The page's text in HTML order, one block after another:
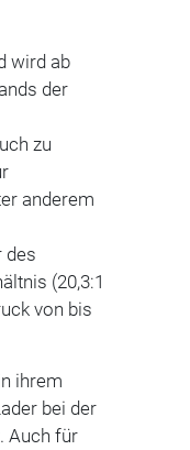
wird ab
der
zu
anderem
des
(20,3:1
von bis
ihrem
bei der
Auch für